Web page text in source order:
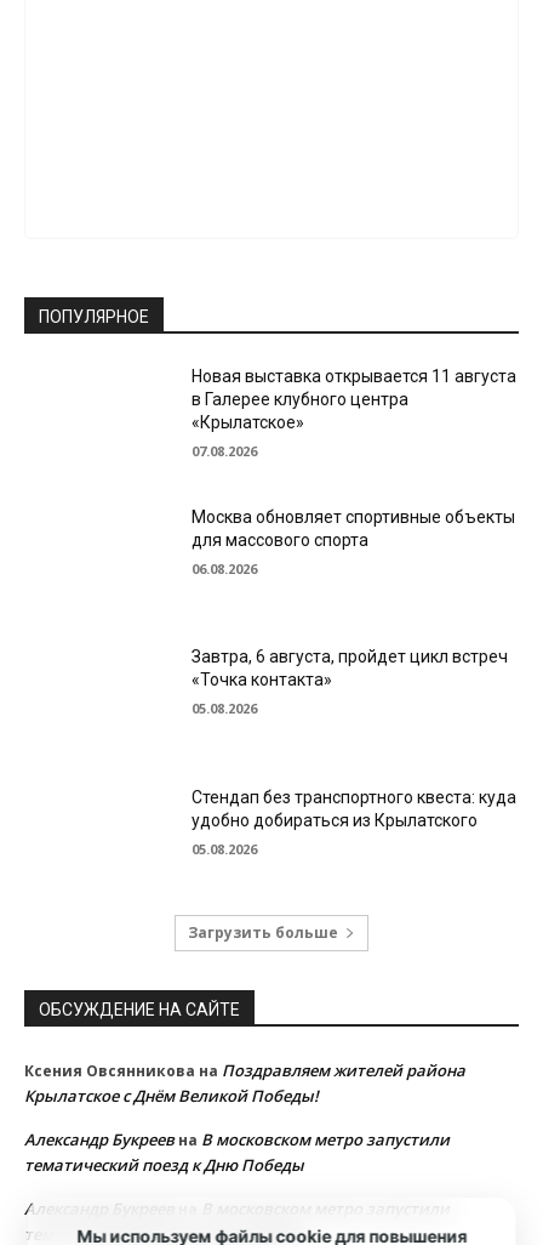
ПОПУЛЯРНОЕ
Новая выставка открывается 11 августа
в Галерее клубного центра
«Крылатское»
07.08.2026
Москва обновляет спортивные объекты
для массового спорта
06.08.2026
Завтра, 6 августа, пройдет цикл встреч
«Точка контакта»
05.08.2026
Стендап без транспортного квеста: куда
удобно добираться из Крылатского
05.08.2026
Загрузить больше
ОБСУЖДЕНИЕ НА САЙТЕ
Ксения Овсянникова на Поздравляем жителей района
Крылатское с Днём Великой Победы!
Александр Букреевна В московском метро запустили
тематический поезд к Дню Победы
Александр Букреев
В московском метро запустили
тематический поезд к Дню Победы
Мы используем файлы cookie для повышения